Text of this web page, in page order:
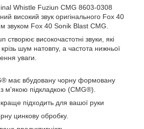
Whistle Fuziun CMG 8603-0308
високий звук оригінального Fox 40
звуком Fox 40 Sonik Blast CMG.
високочастотні звуки, які
шум натовпу, а частота нижньої
уваги.
має вбудовану чорну формовану
м'якою підкладкою (CMG®).
підходить для вашої руки
цинкову обробку.